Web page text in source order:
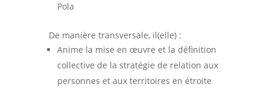
Pola
De manière transversale, il(elle) :
Anime la mise en œuvre et la définition
collective de la stratégie de relation aux
personnes et aux territoires en étroite